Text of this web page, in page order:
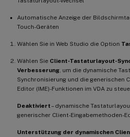
Automatische Anzeige der
Touch-Geräten
Wählen Sie in Web Studio die Option
Wählen Sie Client-Tastaturlayout-
Verbesserung , um die dynamische
Synchronisierung und die generischen
Editor (IME)-Funktionen im VDA zu
Deaktiviert– dynamische
generischer Client-Eingabemethoden-
Unterstützung der dynamischen